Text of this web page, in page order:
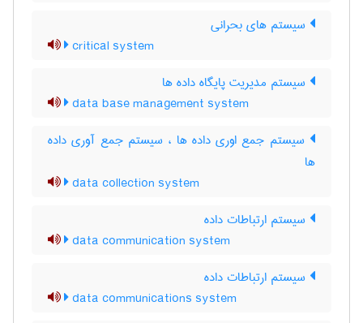
سیستم های بحرانی
critical system
سیستم مدیریت پایگاه داده ها
data base management system
سیستم جمع اوری داده ها ، سیستم جمع آوری داده
ها
data collection system
سیستم ارتباطات داده
data communication system
سیستم ارتباطات داده
data communications system